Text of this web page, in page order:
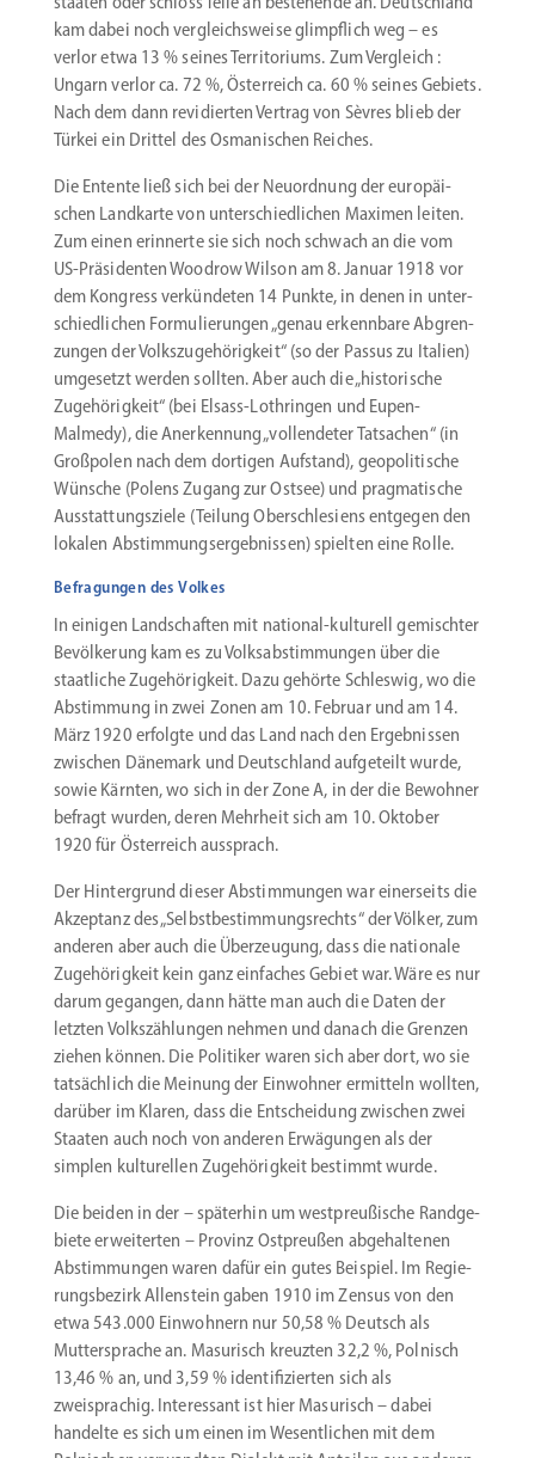
kam dabei noch vergleichs­weise glimpflich weg – es
verlor etwa 13 % seines Terri­to­riums. Zum Vergleich :
Ungarn verlor ca. 72 %, Öster­reich ca. 60 % seines Gebiets.
Nach dem dann revidierten Vertrag von Sèvres blieb der
Türkei ein Drittel des Osmani­schen Reiches.
Die Entente ließ sich bei der Neuordnung der europäi­
schen Landkarte von unter­schied­lichen Maximen leiten.
Zum einen erinnerte sie sich noch schwach an die vom
US-Präsidenten Woodrow Wilson am 8. Januar 1918 vor
dem Kongress verkün­deten 14 Punkte, in denen in unter­
schied­lichen Formu­lie­rungen „genau erkennbare Abgren­
zungen der Volks­zu­ge­hö­rigkeit“ (so der Passus zu Italien)
umgesetzt werden sollten. Aber auch die „histo­rische
Zugehö­rigkeit“ (bei Elsass-Lothringen und Eupen-
Malmedy), die Anerkennung „vollendeter Tatsachen“ (in
Großpolen nach dem dortigen Aufstand), geopo­li­tische
Wünsche (Polens Zugang zur Ostsee) und pragma­tische
Ausstat­tungs­ziele (Teilung Oberschle­siens entgegen den
lokalen Abstim­mungs­er­geb­nissen) spielten eine Rolle.
Befragungen des Volkes
In einigen Landschaften mit national-kulturell gemischter
Bevöl­kerung kam es zu Volks­ab­stim­mungen über die
staat­liche Zugehö­rigkeit. Dazu gehörte Schleswig, wo die
Abstimmung in zwei Zonen am 10. Februar und am 14.
März 1920 erfolgte und das Land nach den Ergeb­nissen
zwischen Dänemark und Deutschland aufge­teilt wurde,
sowie Kärnten, wo sich in der Zone A, in der die Bewohner
befragt wurden, deren Mehrheit sich am 10. Oktober
1920 für Öster­reich aussprach.
Der Hinter­grund dieser Abstim­mungen war einer­seits die
Akzeptanz des „Selbst­be­stim­mungs­rechts“ der Völker, zum
anderen aber auch die Überzeugung, dass die nationale
Zugehö­rigkeit kein ganz einfaches Gebiet war. Wäre es nur
darum gegangen, dann hätte man auch die Daten der
letzten Volks­zäh­lungen nehmen und danach die Grenzen
ziehen können. Die Politiker waren sich aber dort, wo sie
tatsächlich die Meinung der Einwohner ermitteln wollten,
darüber im Klaren, dass die Entscheidung zwischen zwei
Staaten auch noch von anderen Erwägungen als der
simplen kultu­rellen Zugehö­rigkeit bestimmt wurde.
Die beiden in der – späterhin um westpreu­ßische Randge­
biete erwei­terten – Provinz Ostpreußen abgehal­tenen
Abstim­mungen waren dafür ein gutes Beispiel. Im Regie­
rungs­bezirk Allen­stein gaben 1910 im Zensus von den
etwa 543.000 Einwohnern nur 50,58 % Deutsch als
Mutter­sprache an. Masurisch kreuzten 32,2 %, Polnisch
13,46 % an, und 3,59 % identi­fi­zierten sich als
zweisprachig. Inter­essant ist hier Masurisch – dabei
handelte es sich um einen im Wesent­lichen mit dem